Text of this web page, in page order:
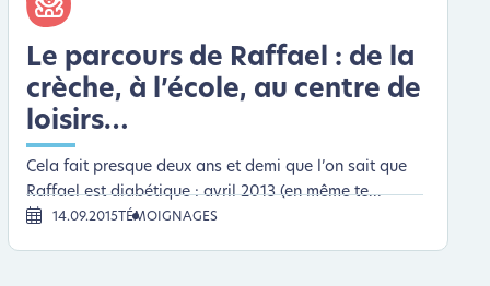
Le parcours de Raffael : de la
crèche, à l’école, au centre de
loisirs…
Cela fait presque deux ans et demi que l’on sait que
Raffael est diabétique : avril 2013 (en même te...
14.09.2015 TÉMOIGNAGES